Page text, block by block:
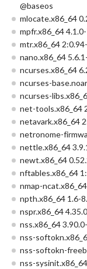
@baseos
mlocate.x86_64
mpfr.x86_64
mtr.x86_64
nano.x86_64
ncurses.x86_64
ncurses-
ncurses-
net-tools.x86_64
netavark.x86_64
netronome-
nettle.x86_64
newt.x86_64
nftables.x86_64
nmap-
npth.x86_64 1.6-
nspr.x86_64
nss.x86_64
nss-
nss-softokn-
nss-